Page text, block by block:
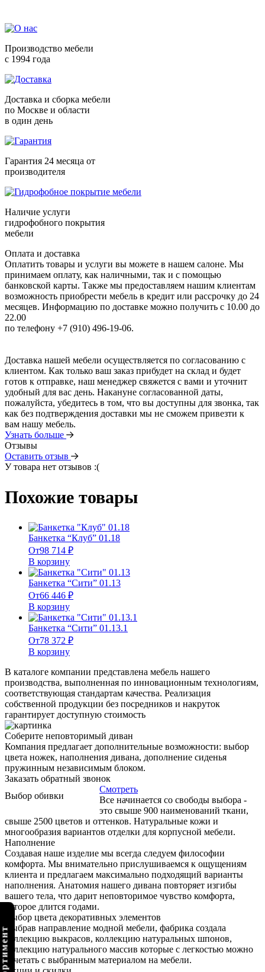
Производство мебели
с 1994 года
Доставка и сборка мебели
по Москве и области
в один день
Гарантия 24 месяца от
производителя
Наличие услуги
гидрофобного покрытия
мебели
Оплата и доставка
Оплатить товары и услуги вы можете в нашем салоне. Мы
принимаем оплату, как наличными, так и с помощью
банковской карты. Также мы предоставляем нашим клиентам
возможность приобрести мебель в кредит или рассрочку до 24
месяцев. Информацию по доставке можно получить с 10.00 до
22.00
по телефону +7 (910) 496-19-06.
Доставка нашей мебели осуществляется по согласованию с
клиентом. Как только ваш заказ прибудет на склад и будет
готов к отправке, наш менеджер свяжется с вами и уточнит
удобный для вас день. Накануне согласованной даты,
пожалуйста, убедитесь в том, что вы доступны для звонка, так
как без подтверждения доставки мы не сможем привезти к
вам нашу мебель.
Узнать больше
Отзывы
Оставить отзыв
У товара нет отзывов :(
Похожие товары
Банкетка “Клуб” 01.18
От98 714 ₽
В корзину
Банкетка “Сити” 01.13
От66 446 ₽
В корзину
Банкетка “Сити” 01.13.1
От78 372 ₽
В корзину
В каталоге компании представлена мебель нашего
производства, выполненная по инновационным технологиям,
соответствующая стандартам качества. Реализация
собственной продукции без посредников и накруток
гарантирует доступную стоимость
Соберите неповторимый диван
Компания предлагает дополнительные возможности: выбор
цвета ножек, наполнения дивана, дополнение сиденья
пружинным независимым блоком.
Заказать обратный звонок
Выбор обивки
Смотреть
Все начинается со свободы выбора -
это свыше 900 наименований ткани,
свыше 2500 цветов и оттенков. Натуральные кожи и
многообразия вариантов отделки для корпусной мебели.
Наполнение
Создавая наше изделие мы всегда следуем философии
комфорта. Мы внимательно прислушиваемся к ощущениям
клиента и предлагаем максимально подходящий варианты
наполнения. Анатомия нашего дивана повторяет изгибы
вашего тела, что дарит неповторимое чувство комфорта,
которое длится годами.
Выбор цвета декоративных элементов
Выбрав направление модной мебели, фабрика создала
коллекцию выкрасов, коллекцию натуральных шпонов,
коллекцию натурального массив которые с легкостью можно
сочетать с выбранным материалом на мебели.